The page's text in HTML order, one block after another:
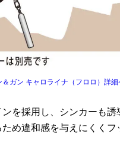
ガン キャロライナ（フロロ）詳細
を採用し、シンカーも
め違和感を与えにくく